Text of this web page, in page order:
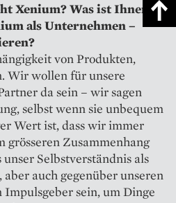
Xenium? Was ist Ihnen
als Unternehmen –
von Produkten,
Wir wollen für unsere
da sein – wir sagen
selbst wenn sie unbequem
Wert ist, dass wir immer
grösseren Zusammenhang
Selbstverständnis als
auch gegenüber unseren
sein, um Dinge